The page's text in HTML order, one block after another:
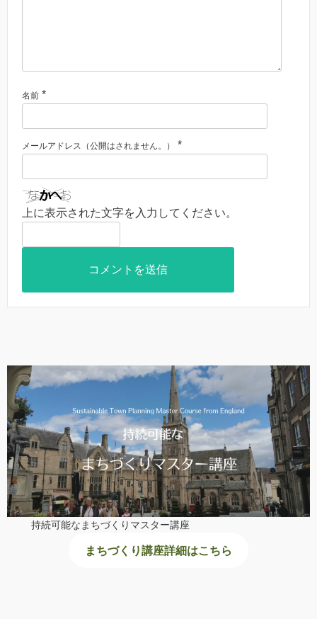
名前 *
メールアドレス（公開はされません。） *
上に表示された文字を入力してください。
持続可能なまちづくりマスター講座
まちづくり講座詳細はこちら